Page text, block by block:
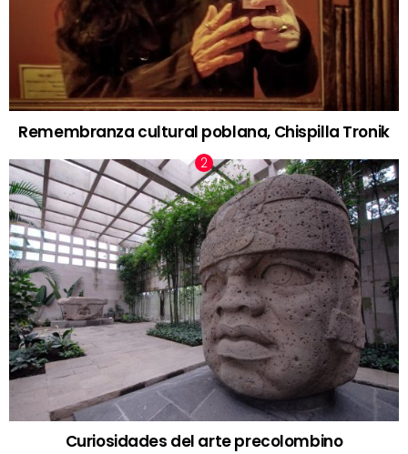
Remembranza cultural poblana, Chispilla Tronik
Curiosidades del arte precolombino